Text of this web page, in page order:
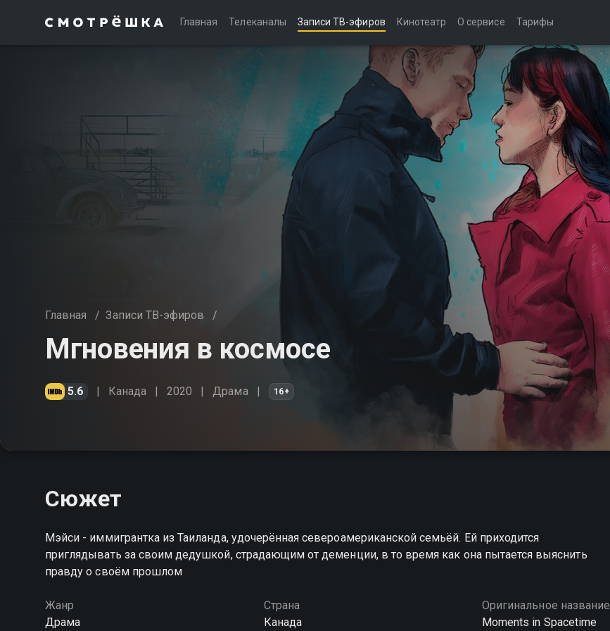
Главная Телеканалы Записи ТВ-эфиров Кинотеатр О сервисе Тарифы
Главная / Записи ТВ-эфиров /
Мгновения в космосе
5.6 Канада 2020 Драма 16+
Сюжет
Мэйси - иммигрантка из Таиланда, удочерённая североамериканской семьёй. Ей приходится
приглядывать за своим дедушкой, страдающим от деменции, в то время как она пытается выяснить
правду о своём прошлом
Жанр
Драма
Страна
Канада
Оригинальное название
Moments in Spacetime